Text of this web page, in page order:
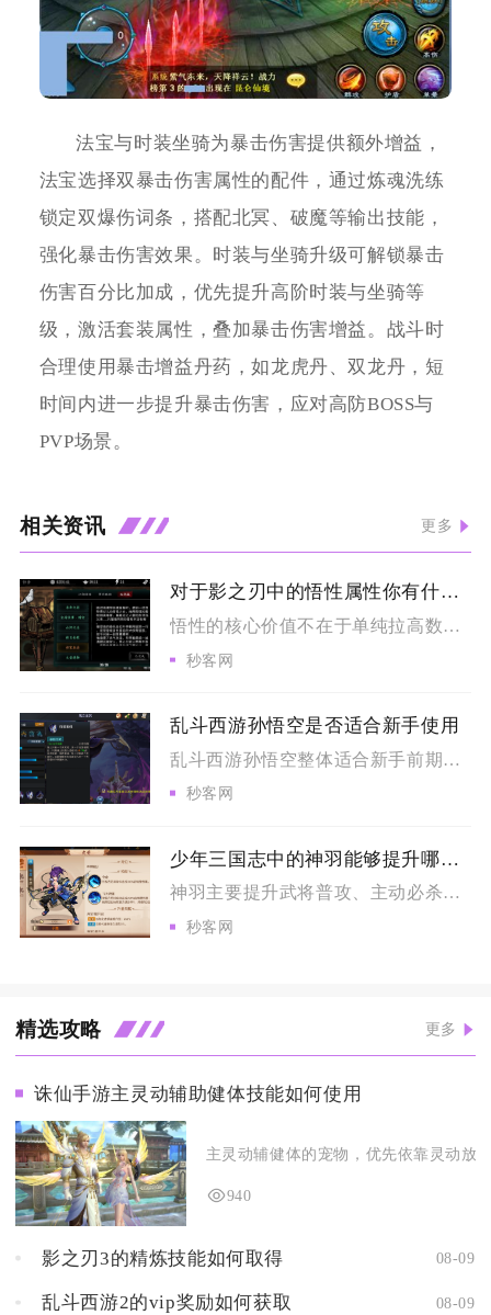
法宝与时装坐骑为暴击伤害提供额外增益，
法宝选择双暴击伤害属性的配件，通过炼魂洗练
锁定双爆伤词条，搭配北冥、破魔等输出技能，
强化暴击伤害效果。时装与坐骑升级可解锁暴击
伤害百分比加成，优先提升高阶时装与坐骑等
级，激活套装属性，叠加暴击伤害增益。战斗时
合理使用暴击增益丹药，如龙虎丹、双龙丹，短
时间内进一步提升暴击伤害，应对高防BOSS与
PVP场景。
相关资讯 更多
对于影之刃中的悟性属性你有什么独到的理解
悟性的核心价值不在于单纯拉高数值，而是作为心法装配的资源阈值...
秒客网
乱斗西游孙悟空是否适合新手使用
乱斗西游孙悟空整体适合新手前期过渡使用，但长期深度对战存在明...
秒客网
少年三国志中的神羽能够提升哪些技能
神羽主要提升武将普攻、主动必杀、合击技能、天赋被动、神翼专属...
秒客网
精选攻略 更多
诛仙手游主灵动辅助健体技能如何使用
主灵动辅健体的宠物，优先依靠灵动放
940
影之刃3的精炼技能如何取得 08-09
乱斗西游2的vip奖励如何获取 08-09